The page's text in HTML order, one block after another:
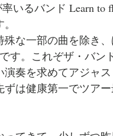
いるバンド Learn
な一部の曲を除き
す。これぞザ・バン
奏を求めてアジャ
は健康第一でツア